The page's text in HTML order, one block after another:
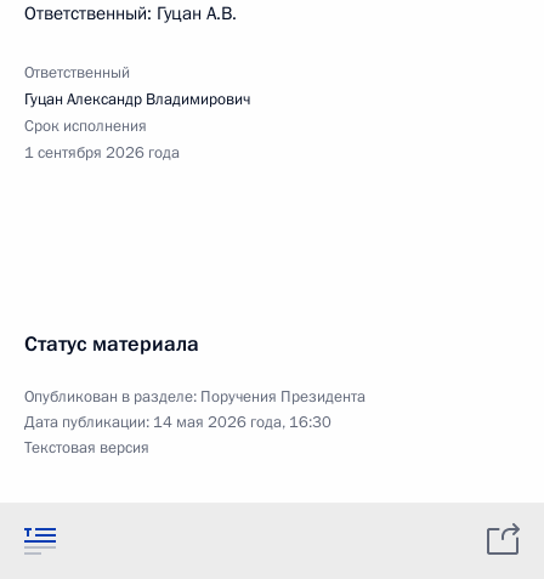
Ответственный: Гуцан А.В.
Ответственный
Гуцан Александр Владимирович
Срок исполнения
1 сентября 2026 года
Статус материала
Опубликован в разделе: Поручения Президента
Дата публикации: 14 мая 2026 года, 16:30
Текстовая версия